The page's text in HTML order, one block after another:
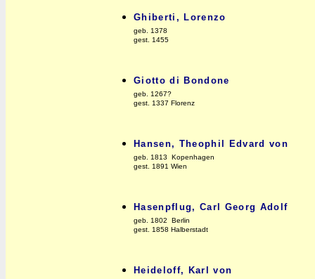
Ghiberti, Lorenzo
geb. 1378
gest. 1455
Giotto di Bondone
geb. 1267?
gest. 1337 Florenz
Hansen, Theophil Edvard von
geb. 1813 Kopenhagen
gest. 1891 Wien
Hasenpflug, Carl Georg Adolf
geb. 1802 Berlin
gest. 1858 Halberstadt
Heideloff, Karl von